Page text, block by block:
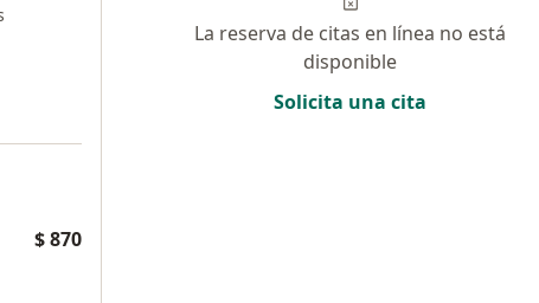
$ 870
La reserva de citas en línea no está
disponible
Solicita una cita